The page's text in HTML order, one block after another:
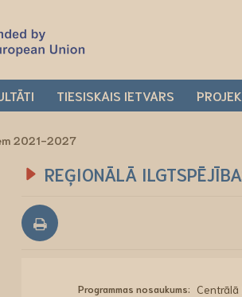
TIESISKAIS IETVARS
2021-2027
REĢIONĀLĀ
Programmas nosaukums: